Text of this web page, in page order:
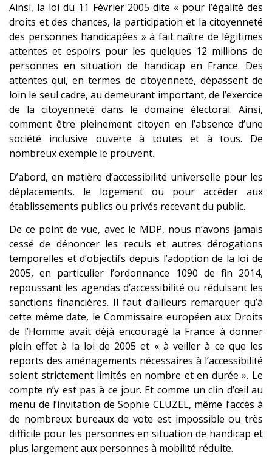
Ainsi, la loi du 11 Février 2005 dite « pour l’égalité des
droits et des chances, la participation et la citoyenneté
des personnes handicapées » à fait naître de légitimes
attentes et espoirs pour les quelques 12 millions de
personnes en situation de handicap en France. Des
attentes qui, en termes de citoyenneté, dépassent de
loin le seul cadre, au demeurant important, de l’exercice
de la citoyenneté dans le domaine électoral. Ainsi,
comment être pleinement citoyen en l’absence d’une
société inclusive ouverte à toutes et à tous. De
nombreux exemple le prouvent.
D’abord, en matière d’accessibilité universelle pour les
déplacements, le logement ou pour accéder aux
établissements publics ou privés recevant du public.
De ce point de vue, avec le MDP, nous n’avons jamais
cessé de dénoncer les reculs et autres dérogations
temporelles et d’objectifs depuis l’adoption de la loi de
2005, en particulier l’ordonnance 1090 de fin 2014,
repoussant les agendas d’accessibilité ou réduisant les
sanctions financières. Il faut d’ailleurs remarquer qu’à
cette même date, le Commissaire européen aux Droits
de l’Homme avait déjà encouragé la France à donner
plein effet à la loi de 2005 et « à veiller à ce que les
reports des aménagements nécessaires à l’accessibilité
soient strictement limités en nombre et en durée ». Le
compte n’y est pas à ce jour. Et comme un clin d’œil au
menu de l’invitation de Sophie CLUZEL, même l’accès à
de nombreux bureaux de vote est impossible ou très
difficile pour les personnes en situation de handicap et
plus largement aux personnes à mobilité réduite.